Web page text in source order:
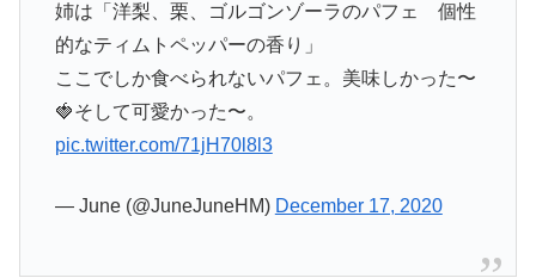
姉は「洋梨、栗、ゴルゴンゾーラのパフェ 個性
的なティムトペッパーの香り」
ここでしか食べられないパフェ。美味しかった〜
🍓そして可愛かった〜。
pic.twitter.com/71jH70l8l3
— June (@JuneJuneHM) December 17, 2020